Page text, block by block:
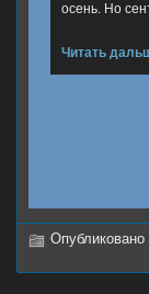
осень. Но
Читать
Опубликовано